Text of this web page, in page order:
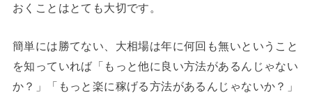
おくことはとても大切です。
簡単には勝てない、大相場は年に何回も無いということ
を知っていれば「もっと他に良い方法があるんじゃない
か？」「もっと楽に稼げる方法があるんじゃないか？」